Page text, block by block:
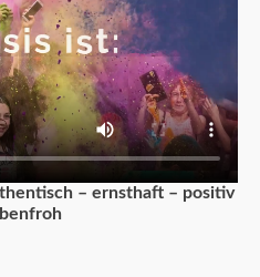
– ernsthaft – positiv